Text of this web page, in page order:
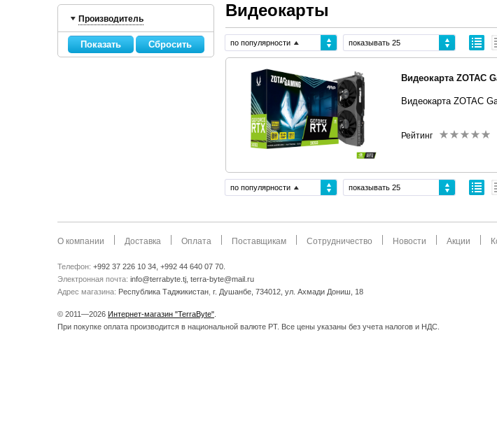
Производитель Видеокарты
по популярности показывать 25
Видеокарта ZOTAC
Видеокарта ZOTAC
Рейтинг
по популярности показывать 25
О компании Доставка Оплата Поставщикам Сотрудничество Новости Акции
Телефон: +992 37 226 10 34, +992 44 640 07 70.
Электронная почта: info@terrabyte.tj, terra-byte@mail.ru
Адрес магазина: Республика Таджикистан г. Душанбе, 734012, ул. Ахмади Дониш, 18
© 2011—2026 Интернет-магазин "TerraByte"
При покупке оплата производится в национальной валюте РТ. Все цены указаны без учета налогов и НДС.